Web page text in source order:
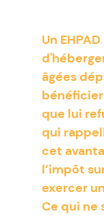
Un
âgées
que lui
qui
cet
l’impôt
exercer
Ce qui ne